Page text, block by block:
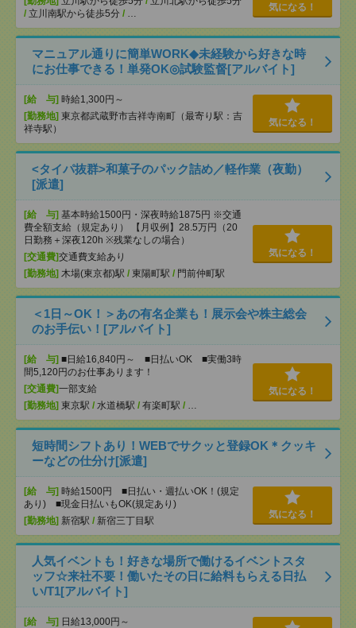
/ 立川南駅から徒歩5分 / …
気になる！
マニュアル通りに簡単WORK◆未経験から好きな時
にお仕事できる！単発OK◎試験監督[アルバイト]
[給 与] 時給1,300円～
[勤務地] 東京都武蔵野市吉祥寺南町（最寄り駅：吉
祥寺駅）
気になる！
<タイパ抜群>和菓子のパック詰め／軽作業（夜勤）
[派遣]
[給 与] 基本時給1500円・深夜時給1875円 ※交通
費全額支給（規定あり） 【月収例】28.5万円（20
日勤務＋深夜120h ※残業なしの場合）
[交通費]交通費支給あり
[勤務地] 木場(東京都)駅 / 東陽町駅 / 門前仲町駅
気になる！
＜1日～OK！＞あの有名企業も！展示会や株主総会
のお手伝い！[アルバイト]
[給 与] ■日給16,840円～ ■日払いOK ■実働3時
間5,120円のお仕事あります！
[交通費]一部支給
[勤務地] 東京駅 / 水道橋駅 / 有楽町駅 / …
気になる！
短時間シフトあり！WEBでサクッと登録OK＊クッキ
ーなどの仕分け[派遣]
[給 与] 時給1500円 ■日払い・週払いOK！(規定
あり) ■現金日払いもOK(規定あり)
[勤務地] 新宿駅 / 新宿三丁目駅
気になる！
人気イベントも！好きな場所で働けるイベントスタ
ッフ☆来社不要！働いたその日に給料もらえる日払
い/T1[アルバイト]
[給 与] 日給13,000円～